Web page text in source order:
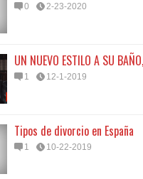
0 2-23-2020
UN NUEVO ESTILO A SU
1 12-1-2019
Tipos de divorcio en España
1 10-22-2019